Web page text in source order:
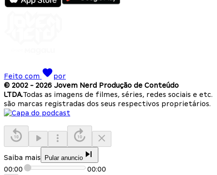
Feito com
por
© 2002 - 2026 Jovem Nerd Produção de Conteúdo
LTDA.Todas as imagens de filmes, séries, redes sociais e etc.
são marcas registradas dos seus respectivos proprietários.
Saiba mais Pular anuncio
00:00 00:00